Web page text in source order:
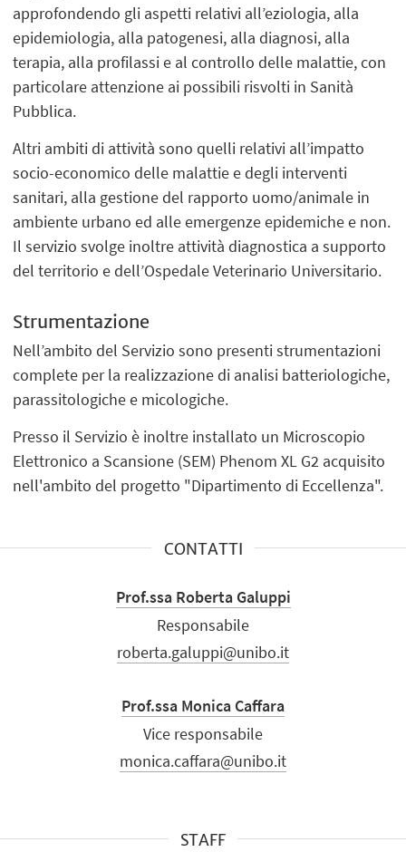
approfondendo gli aspetti relativi all’eziologia, alla
epidemiologia, alla patogenesi, alla diagnosi, alla
terapia, alla profilassi e al controllo delle malattie, con
particolare attenzione ai possibili risvolti in Sanità
Pubblica.
Altri ambiti di attività sono quelli relativi all’impatto
socio-economico delle malattie e degli interventi
sanitari, alla gestione del rapporto uomo/animale in
ambiente urbano ed alle emergenze epidemiche e non.
Il servizio svolge inoltre attività diagnostica a supporto
del territorio e dell’Ospedale Veterinario Universitario.
Strumentazione
Nell’ambito del Servizio sono presenti strumentazioni
complete per la realizzazione di analisi batteriologiche,
parassitologiche e micologiche.
Presso il Servizio è inoltre installato un Microscopio
Elettronico a Scansione (SEM) Phenom XL G2 acquisito
nell'ambito del progetto "Dipartimento di Eccellenza".
CONTATTI
Prof.ssa Roberta Galuppi
Responsabile
roberta.galuppi@unibo.it
Prof.ssa Monica Caffara
Vice responsabile
monica.caffara@unibo.it
STAFF